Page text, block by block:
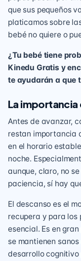
que sus pequeños
platicamos sobre
bebé no quiere o
¿Tu bebé tiene
Kinedu Gratis y
te ayudarán a que
La importancia
Antes de avanzar,
restan importancia
en el horario
noche.
aunque, claro, no
paciencia, sí hay
El descanso es el
recupera y para los
esencial. Es en
se mantienen
desarrollo cognitivo